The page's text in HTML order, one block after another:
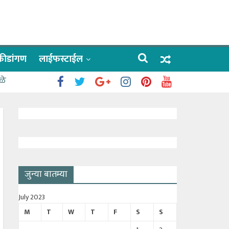
लाईफस्टाईल
जुन्या बातम्या
July 2023
M
T W T F S
S